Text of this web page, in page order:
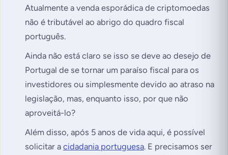
Atualmente a venda esporádica de criptomoedas
não é tributável ao abrigo do quadro fiscal
português.
Ainda não está claro se isso se deve ao desejo de
Portugal de se tornar um paraíso fiscal para os
investidores ou simplesmente devido ao atraso na
legislação, mas, enquanto isso, por que não
aproveitá-lo?
Além disso, após 5 anos de vida aqui, é possível
solicitar a cidadania portuguesa. E precisamos ser